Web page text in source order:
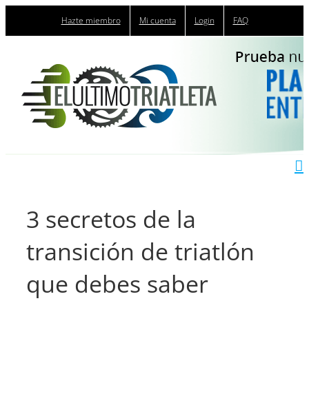
Hazte miembro Mi cuenta Login FAQ
3 secretos de la
transición de triatlón
que debes saber